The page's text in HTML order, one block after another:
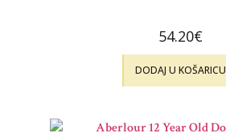
54.20€
DODAJ U KOŠARICU